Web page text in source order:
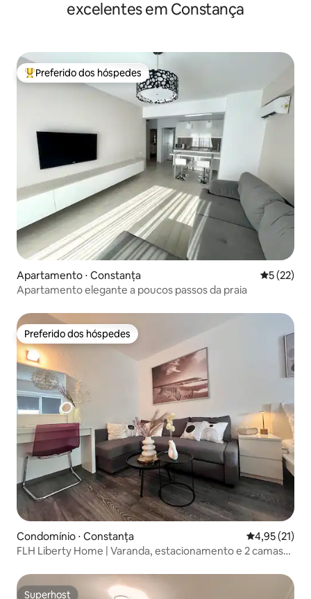
excelentes em Constança
Entre os melhores preferidos dos hóspedes
Preferido dos hóspedes
Apartamento ⋅ Constanța 5 de uma
5 (22)
Apartamento elegante a poucos passos da praia
Preferido dos hóspedes
Preferido dos hóspedes
Condomínio ⋅ Constanța 4,95 de uma
4,95 (21)
FLH Liberty Home | Varanda, estacionamento e 2 camas
Superhost